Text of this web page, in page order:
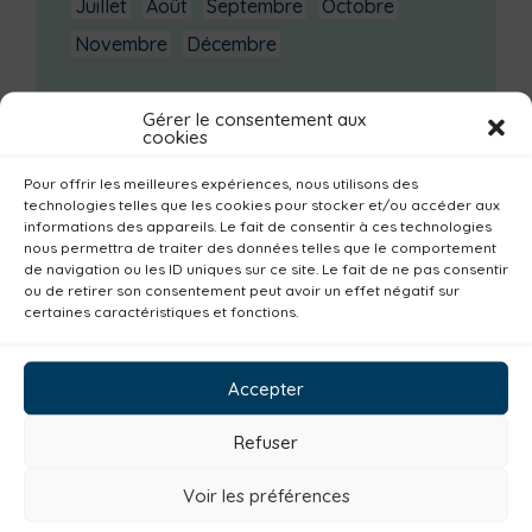
Gérer le consentement aux
cookies
Pour offrir les meilleures expériences, nous utilisons des
technologies telles que les cookies pour stocker et/ou accéder aux
informations des appareils. Le fait de consentir à ces technologies
nous permettra de traiter des données telles que le comportement
de navigation ou les ID uniques sur ce site. Le fait de ne pas consentir
ou de retirer son consentement peut avoir un effet négatif sur
certaines caractéristiques et fonctions.
Accepter
Refuser
Voir les préférences
Juillet Août Septembre
Octobre
Novembre
Décembre
Dernières actualités
Groupe d’échanges entre parents : phobie
Ateliers sur la périnatalité
La saison culturelle 2026-2027 est lancée !
Changements d’horaires activités jeunes
Enquête publique
Catégories actualités / agenda
Environnement Mobilité
Petite enfance
Plan climat
Alimentation
Economie Jeunesse